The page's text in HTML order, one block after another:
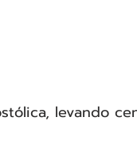
levando